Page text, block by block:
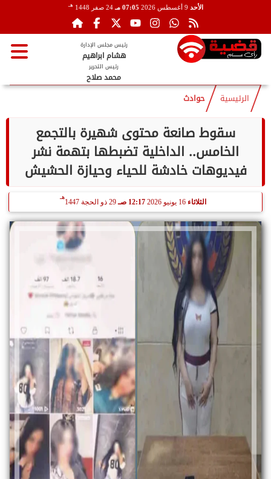
الأحد 07:05 مـ 24 صفر 1448 هـ
رئيس مجلس الإدارة
هشام ابراهيم
رئيس التحرير
محمد صلاح
الرئيسية حوادث
سقوط صانعة محتوى شهيرة بالتجمع
الخامس.. الداخلية تضبطها بتهمة نشر
فيديوهات خادشة للحياء وحيازة الحشيش
الثلاثاء 12:17 صـ 29 ذو الحجة 1447
هـ